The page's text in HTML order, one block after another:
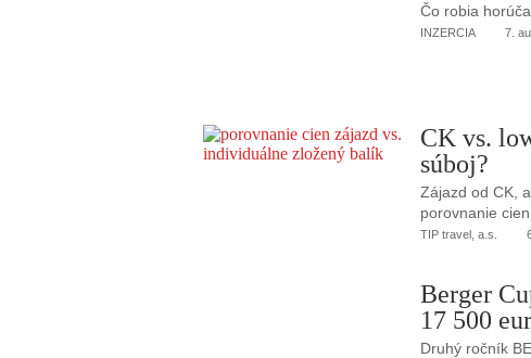
Čo robia
INZERCIA 7.
CK vs.
súboj?
Zájazd od CK,
porovnanie
TIP travel, a.s.
Berger
17 500 eur
Druhý ročník